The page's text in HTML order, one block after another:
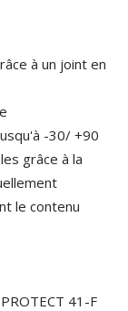
à un joint en
-30/ +90
grâce à la
le contenu
41-F